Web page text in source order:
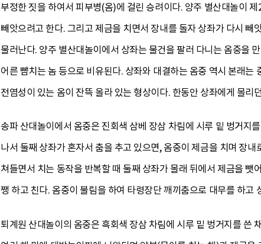
부정한 짓을 하여서 피부병(옴)에 걸린 승려이다. 양주 별산대놀이
빼앗으려고 한다. 그리고 제금을 치면서 장내를 돌자 상좌가 다시 빼
물러난다. 양주 별산대놀이에서 상좌는 물건을 팔러 다니는 옴중을
어른 뺨치는 놈 등으로 비유된다. 상좌와 대결하는 옴중 역시 본래
전염성이 있는 옴이 잔뜩 올라 있는 형상이다. 한동안 상좌에게 몰리
송파 산대놀이에서 옴중은 진회색 삼베 장삼 차림에 시루 밑 벙거지
나서 둘째 상좌가 혼자서 춤을 추고 있으면, 옴중이 제금을 치며 장
쳐들면서 치는 동작을 반복할 때 둘째 상좌가 몰래 뒤에서 제금을
쨍 하고 친다. 옴중이 불림을 하여 타령장단 깨끼춤으로 대무를 하고
퇴계원 산대놀이의 옴중은 흑회색 장삼 차림에 시루 밑 벙거지를 쓴